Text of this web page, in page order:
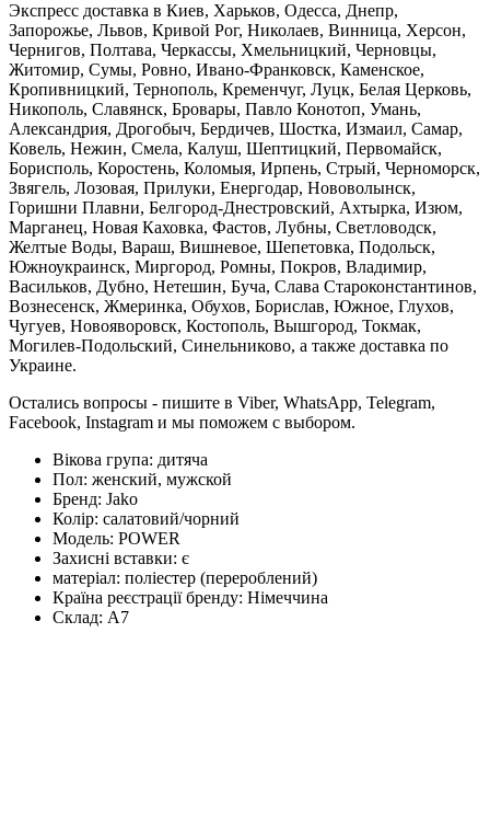
Экспресс доставка в Киев, Харьков, Одесса, Днепр,
Запорожье, Львов, Кривой Рог, Николаев, Винница, Херсон,
Чернигов, Полтава, Черкассы, Хмельницкий, Черновцы,
Житомир, Сумы, Ровно, Ивано-Франковск, Каменское,
Кропивницкий, Тернополь, Кременчуг, Луцк, Белая Церковь,
Никополь, Славянск, Бровары, Павло Конотоп, Умань,
Александрия, Дрогобыч, Бердичев, Шостка, Измаил, Самар,
Ковель, Нежин, Смела, Калуш, Шептицкий, Первомайск,
Борисполь, Коростень, Коломыя, Ирпень, Стрый, Черноморск,
Звягель, Лозовая, Прилуки, Енергодар, Нововолынск,
Горишни Плавни, Белгород-Днестровский, Ахтырка, Изюм,
Марганец, Новая Каховка, Фастов, Лубны, Светловодск,
Желтые Воды, Вараш, Вишневое, Шепетовка, Подольск,
Южноукраинск, Миргород, Ромны, Покров, Владимир,
Васильков, Дубно, Нетешин, Буча, Слава Староконстантинов,
Вознесенск, Жмеринка, Обухов, Борислав, Южное, Глухов,
Чугуев, Новояворовск, Костополь, Вышгород, Токмак,
Могилев-Подольский, Синельниково, а также доставка по
Украине.
Остались вопросы - пишите в Viber, WhatsApp, Telegram,
Facebook, Instagram и мы поможем с выбором.
Вікова група: дитяча
Пол: женский, мужской
Бренд: Jako
Колір: салатовий/чорний
Модель: POWER
Захисні вставки: є
матеріал: поліестер (перероблений)
Країна реєстрації бренду: Німеччина
Склад: А7